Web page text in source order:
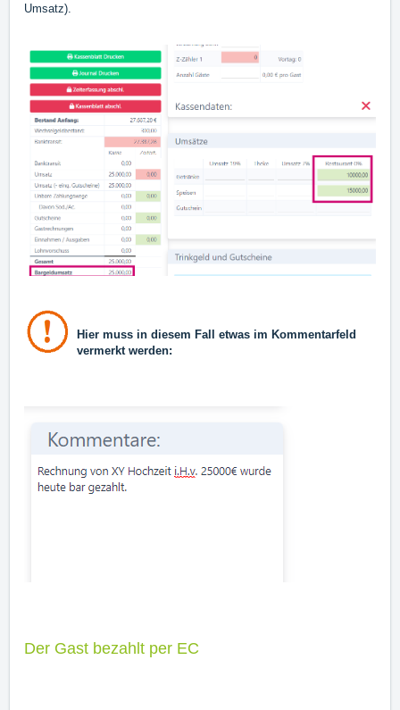
Umsatz).
Hier muss in diesem Fall etwas im Kommentarfeld
vermerkt werden:
Der Gast bezahlt per EC